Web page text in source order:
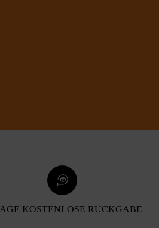
KOSTENLOSE RÜCKGABE